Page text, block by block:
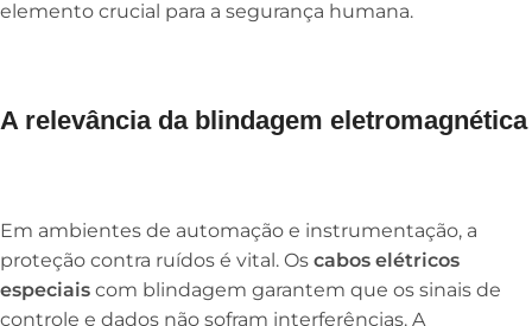
elemento crucial para a segurança humana.
A relevância da blindagem eletromagnética
Em ambientes de automação e instrumentação, a
proteção contra ruídos é vital. Os cabos elétricos
especiais com blindagem garantem que os sinais de
controle e dados não sofram interferências. A